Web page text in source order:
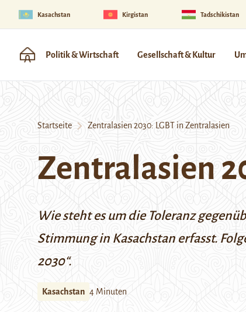
Kasachstan Kirgistan Tadschikistan
Politik & Wirtschaft Gesellschaft & Kultur
Startseite Zentralasien 2030: LGBT in Zentralasien
Zentralasien
Wie steht es um die Toleranz
Stimmung in Kasachstan erfasst.
2030“.
Kasachstan 4 Minuten